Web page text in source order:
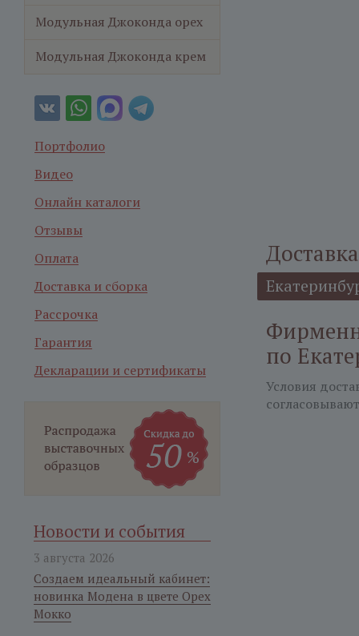
по
Условия
Модульная Джоконда орех
Модульная Джоконда крем
Портфолио
Видео
Онлайн каталоги
Отзывы
Оплата
Доставка и сборка
Рассрочка
Гарантия
Декларации и сертификаты
Новости и события
3 августа 2026
Создаем идеальный кабинет:
новинка Модена в цвете Орех
Мокко